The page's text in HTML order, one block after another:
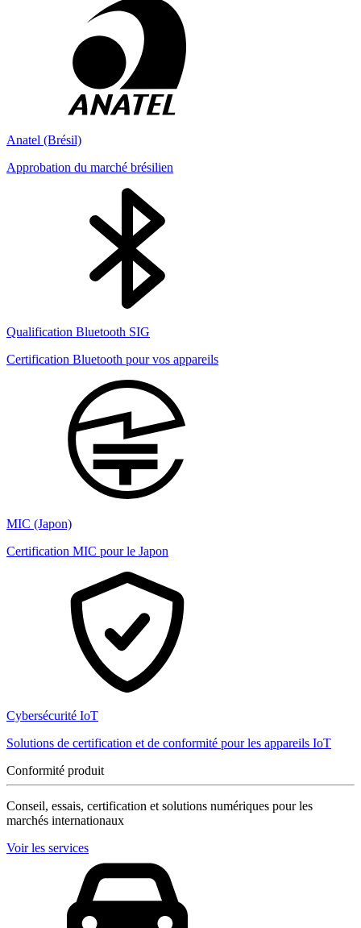
Anatel (Brésil)
Approbation du marché brésilien
Qualification Bluetooth SIG
Certification Bluetooth pour vos appareils
MIC (Japon)
Certification MIC pour le Japon
Cybersécurité IoT
Solutions de certification et de conformité pour les appareils IoT
Conformité produit
Conseil, essais, certification et solutions numériques pour les
marchés internationaux
Voir les services